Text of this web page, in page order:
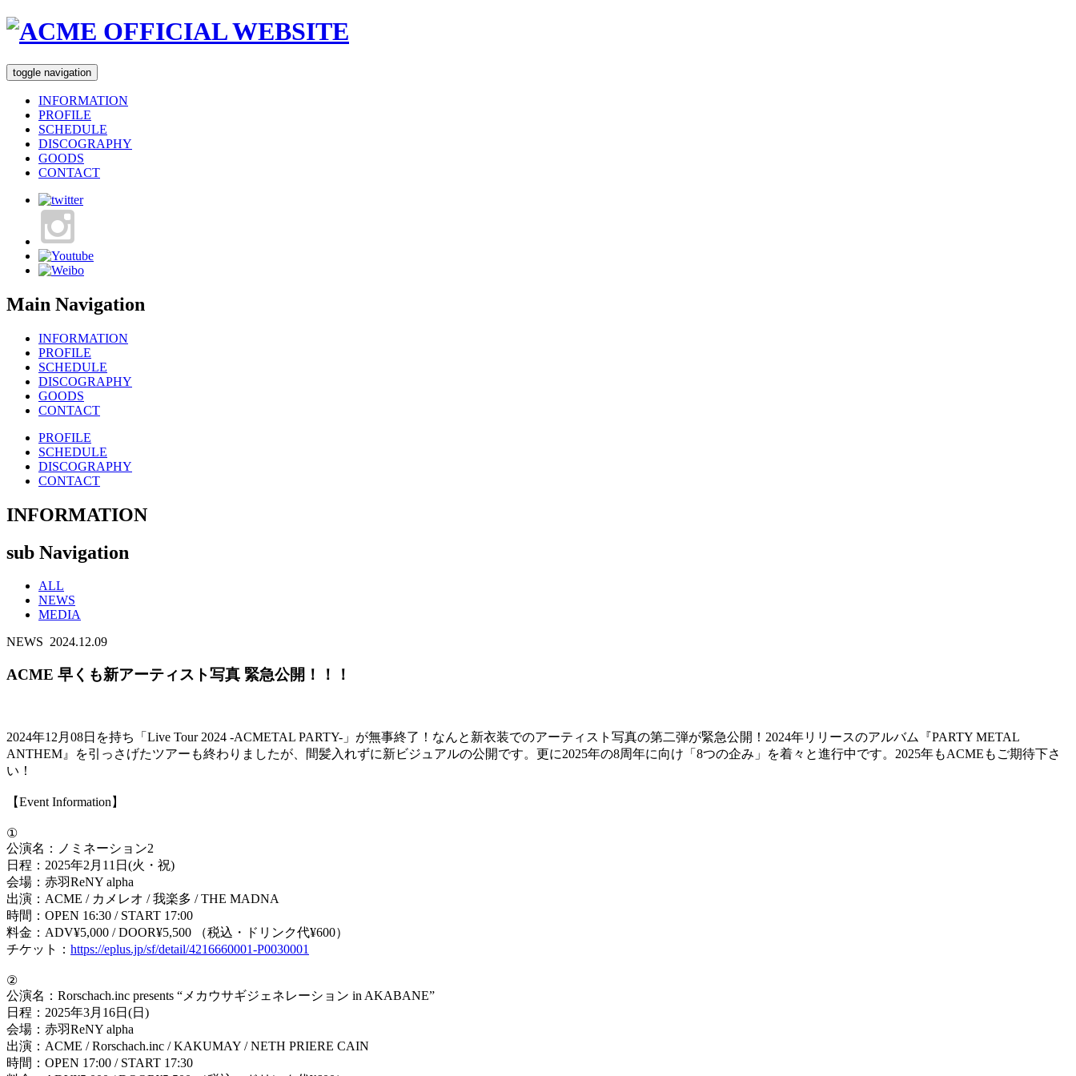
toggle navigation
INFORMATION
PROFILE
SCHEDULE
DISCOGRAPHY
GOODS
CONTACT
Main Navigation
INFORMATION
PROFILE
SCHEDULE
DISCOGRAPHY
GOODS
CONTACT
PROFILE
SCHEDULE
DISCOGRAPHY
CONTACT
INFORMATION
sub Navigation
ALL
NEWS
MEDIA
NEWS 2024.12.09
ACME 早くも新アーティスト写真 緊急公開！！！
2024年12月08日を持ち「Live Tour 2024 -ACMETAL PARTY-」が無事終了！なんと新衣装でのアーティスト写真の第二弾が緊急公開！2024年リリースのアルバム『PARTY METAL
ANTHEM』を引っさげたツアーも終わりましたが、間髪入れずに新ビジュアルの公開です。更に2025年の8周年に向け「8つの企み」を着々と進行中です。2025年もACMEもご期待下さ
い！
【Event Information】
①
公演名：ノミネーション2
日程：2025年2月11日(火・祝)
会場：赤羽ReNY alpha
出演：ACME / カメレオ / 我楽多 / THE MADNA
時間：OPEN 16:30 / START 17:00
料金：ADV¥5,000 / DOOR¥5,500 （税込・ドリンク代¥600）
チケット： https://eplus.jp/sf/detail/4216660001-P0030001
②
公演名：Rorschach.inc presents “メカウサギジェネレーション in AKABANE”
日程：2025年3月16日(日)
会場：赤羽ReNY alpha
出演：ACME / Rorschach.inc / KAKUMAY / NETH PRIERE CAIN
時間：OPEN 17:00 / START 17:30